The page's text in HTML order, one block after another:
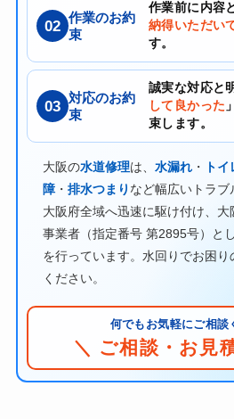
02 作業のお約
束
作業前に内容
納得いただい
す。
03 対応のお約
束
誠実な対応と
して良かった
束します。
大阪の水道修理は、 水漏れ・ ト
障・ 排水つまり など幅広いトラブ
大阪府全域へ迅速に駆け付け、
事業者（指定番号 第2895号）と
を行っています。水回りでお困
ください。
何でもお気軽にご相談
＼ ご相談・お見